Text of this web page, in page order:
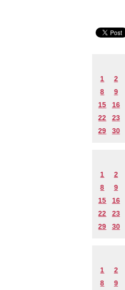
1 2
8
9
15
16
22
23
29
30
1 2
8
9
15
16
22
23
29
30
1 2
8
9